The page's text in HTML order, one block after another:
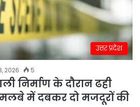
उत्तर प्रदेश
2026 5
निर्माण के दौरान ढही
में दबकर दो मजदूरों की